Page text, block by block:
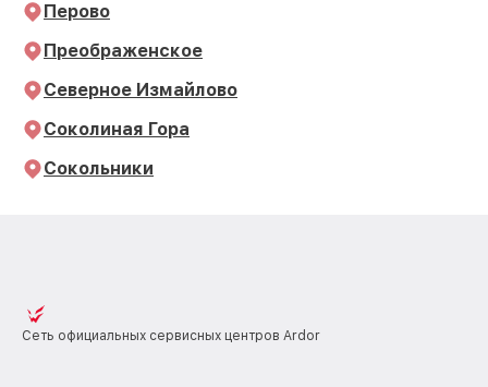
Перово
Преображенское
Северное Измайлово
Соколиная Гора
Сокольники
Сеть официальных сервисных центров Ardor